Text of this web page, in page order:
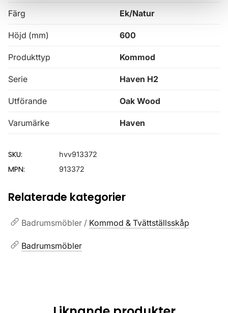
Färg Ek/Natur
Höjd (mm) 600
Produkttyp Kommod
Serie Haven H2
Utförande Oak Wood
Varumärke Haven
SKU: hvv913372
MPN: 913372
Relaterade kategorier
Badrumsmöbler / Kommod & Tvättställsskåp
Badrumsmöbler